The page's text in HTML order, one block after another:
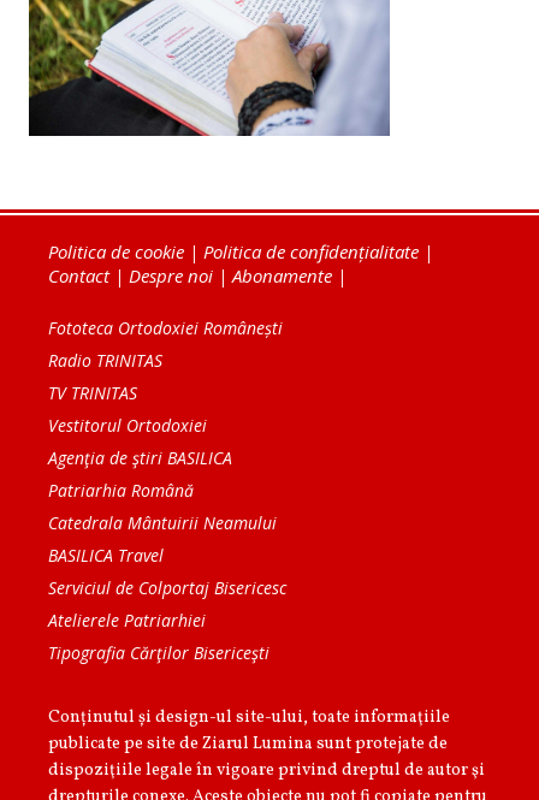
Politica de cookie | Politica de confidențialitate |
Contact| Despre noi |Abonamente |
Fototeca Ortodoxiei Românești
Radio TRINITAS
TV TRINITAS
Vestitorul Ortodoxiei
Agenţia de ştiri BASILICA
Patriarhia Română
Catedrala Mântuirii Neamului
BASILICA Travel
Serviciul de Colportaj Bisericesc
Atelierele Patriarhiei
Tipografia Cărţilor Bisericeşti
Conținutul și design-ul site-ului, toate informaţiile
publicate pe site de Ziarul Lumina sunt protejate de
dispoziţiile legale în vigoare privind dreptul de autor şi